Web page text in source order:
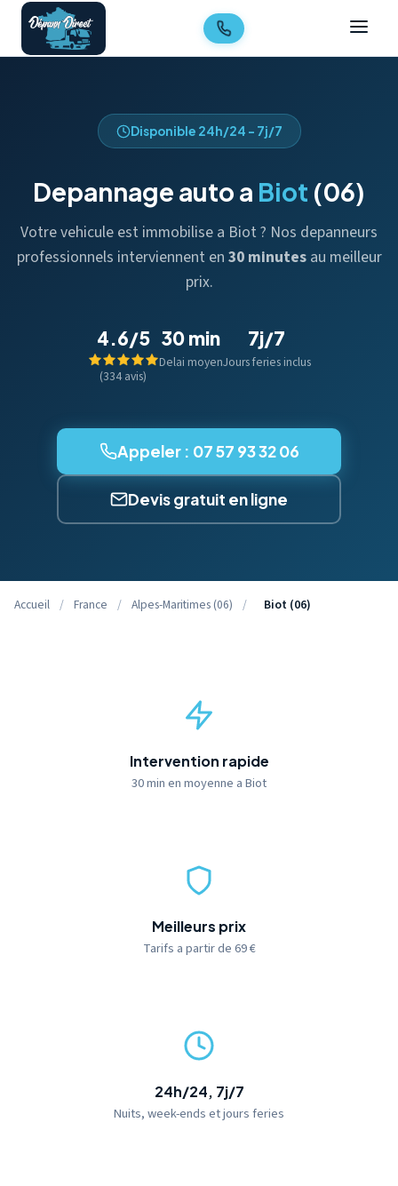
Disponible 24h/24 - 7j/7
Depannage auto a Biot (06)
Votre vehicule est immobilise a Biot ? Nos depanneurs
professionnels interviennent en 30 minutesau meilleur
prix.
4.6/5
(334 avis)
30 min
Delai moyen
7j/7
Jours feries inclus
Appeler : 07 57 93 32 06
Devis gratuit en ligne
Accueil / France / Alpes-Maritimes (06) / Biot (06)
Intervention rapide
30 min en moyenne a Biot
Meilleurs prix
Tarifs a partir de 69 €
24h/24, 7j/7
Nuits, week-ends et jours feries